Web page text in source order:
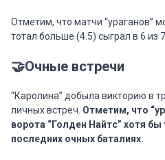
Отметим, что матчи “ураганов”
тотал больше (4.5) сыграл в 6 из
🤝Очные встречи
“Каролина” добыла викторию в
личных встреч. Отметим, что
ворота “Голден Найтс” хотя
последних очных баталиях.